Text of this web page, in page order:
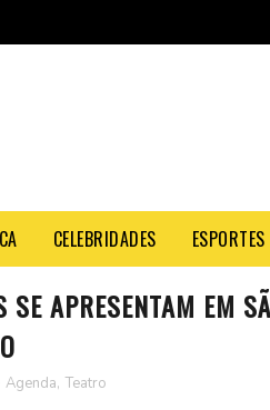
CELEBRIDADES ESPORTES
SE APRESENTAM EM
Agenda, Teatro